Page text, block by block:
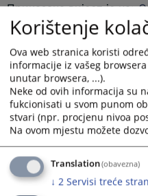
Приказана вијест је на:
Вијест доступна још на:
511
Korištenje
Ova web stranica koristi
informacije iz vašeg
unutar browsera, ...).
Neke od ovih informacija su
fukcionisati u svom punom
stvari (npr. procjenu nivoa
Na ovom mjestu možete
Translation(obavezna)
↓ 2 Servisi treće